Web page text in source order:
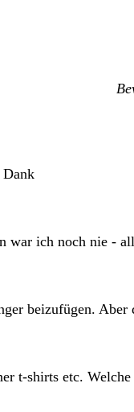
Dank
war ich noch nie -
beizufügen.
t-shirts etc.